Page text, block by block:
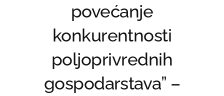
povećanje
konkurentnosti
poljoprivrednih
gospodarstava” –